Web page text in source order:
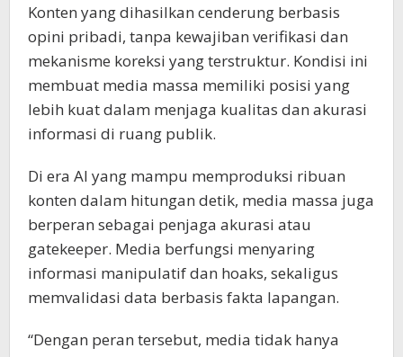
Konten yang dihasilkan cenderung berbasis
opini pribadi, tanpa kewajiban verifikasi dan
mekanisme koreksi yang terstruktur. Kondisi ini
membuat media massa memiliki posisi yang
lebih kuat dalam menjaga kualitas dan akurasi
informasi di ruang publik.
Di era AI yang mampu memproduksi ribuan
konten dalam hitungan detik, media massa juga
berperan sebagai penjaga akurasi atau
gatekeeper. Media berfungsi menyaring
informasi manipulatif dan hoaks, sekaligus
memvalidasi data berbasis fakta lapangan.
“Dengan peran tersebut, media tidak hanya